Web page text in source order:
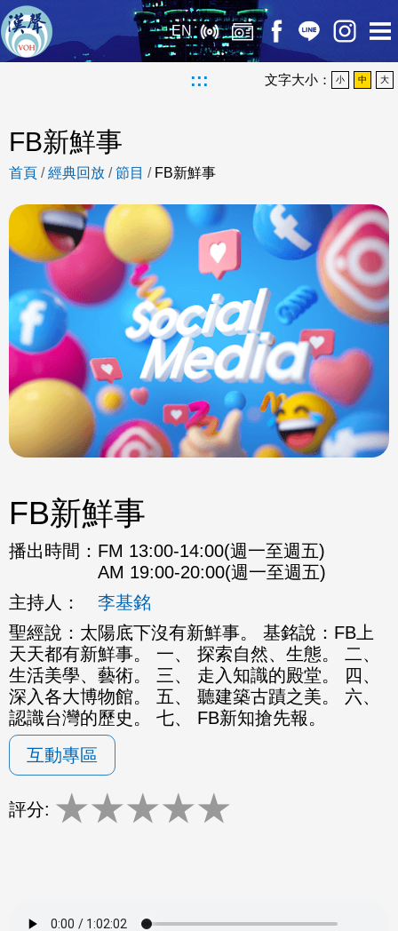
EN
::: 文字大小： 小 中 大
FB新鮮事
首頁 /經典回放 /節目 / FB新鮮事
FB新鮮事
播出時間： FM 13:00-14:00(週一至週五)
AM 19:00-20:00(週一至週五)
主持人：
李基銘
聖經說：太陽底下沒有新鮮事。 基銘說：FB上
天天都有新鮮事。 一、 探索自然、生態。 二、
生活美學、藝術。 三、 走入知識的殿堂。 四、
深入各大博物館。 五、 聽建築古蹟之美。 六、
認識台灣的歷史。 七、 FB新知搶先報。
互動專區
評分: ★★★★★